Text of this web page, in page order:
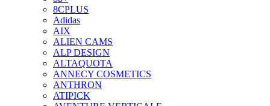
8CPLUS
Adidas
AIX
ALIEN CAMS
ALP DESIGN
ALTAQUOTA
ANNECY COSMETICS
ANTHRON
ATIPICK